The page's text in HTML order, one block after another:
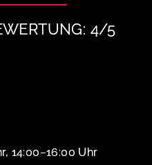
4/5
14:00–16:00 Uhr